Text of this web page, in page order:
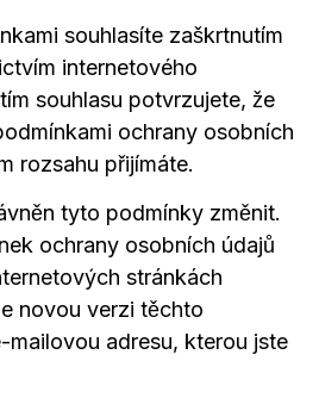
souhlasíte zaškrtnutím
internetového
souhlasu potvrzujete, že
ochrany osobních
rozsahu přijímáte.
tyto podmínky změnit.
ochrany osobních údajů
stránkách
novou verzi těchto
mailovou adresu, kterou jste